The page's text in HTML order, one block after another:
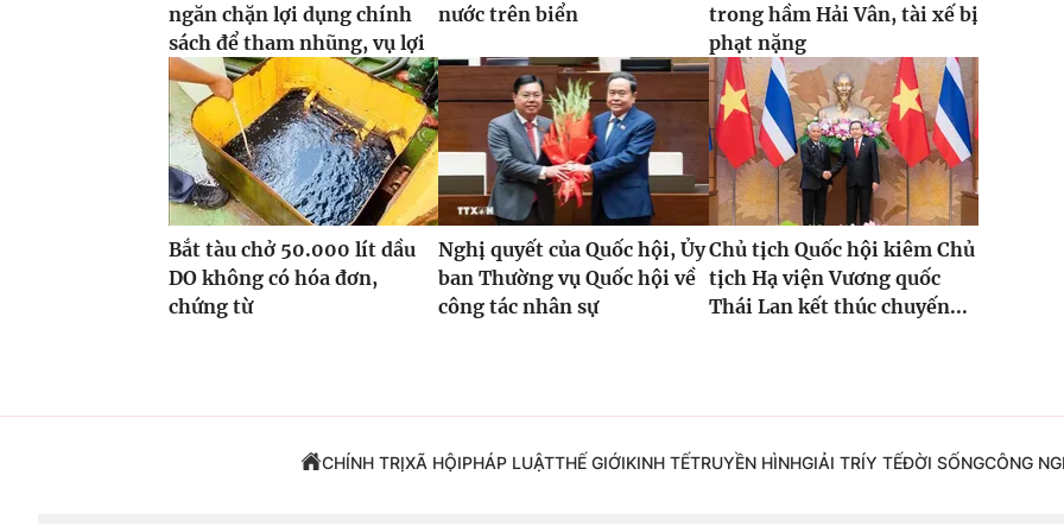
ngăn chặn lợi dụng chính
sách để tham nhũng, vụ lợi
nước trên biển
trong hầm Hải Vân, tài xế bị
phạt nặng
Bắt tàu chở 50.000 lít dầu
DO không có hóa đơn,
chứng từ
Nghị quyết của Quốc hội, Ủy
ban Thường vụ Quốc hội về
công tác nhân sự
Chủ tịch Quốc hội kiêm Chủ
tịch Hạ viện Vương quốc
Thái Lan kết thúc chuyến...
CHÍNH TRỊXÃ HỘIPHÁP LUẬTTHẾ GIỚIKINH TẾTRUYỀN HÌNHGIẢI TRÍY TẾĐỜI SỐNGCÔNG